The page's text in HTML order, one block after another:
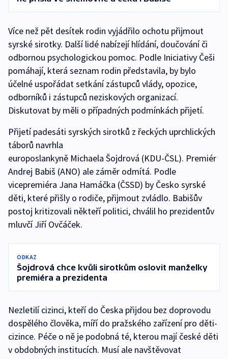
Více než pět desítek rodin vyjádřilo ochotu přijmout
syrské sirotky. Další lidé nabízejí hlídání, doučování či
odbornou psychologickou pomoc. Podle Iniciativy Češi
pomáhají, která seznam rodin představila, by bylo
účelné uspořádat setkání zástupců vlády, opozice,
odborníků i zástupců neziskových organizací.
Diskutovat by měli o případných podmínkách přijetí.
Přijetí padesáti syrských sirotků z řeckých uprchlických
táborů navrhla
europoslankyně Michaela Šojdrová (KDU-ČSL). Premiér
Andrej Babiš (ANO) ale záměr odmítá. Podle
vicepremiéra Jana Hamáčka (ČSSD) by Česko syrské
děti, které přišly o rodiče, přijmout zvládlo. Babišův
postoj kritizovali někteří politici, chválil ho prezidentův
mluvčí Jiří Ovčáček.
ODKAZ
Šojdrová chce kvůli sirotkům oslovit manželky
premiéra a prezidenta
Nezletilí cizinci, kteří do Česka přijdou bez doprovodu
dospělého člověka, míří do pražského zařízení pro děti-
cizince. Péče o ně je podobná té, kterou mají české děti
v obdobných institucích. Musí ale navštěvovat